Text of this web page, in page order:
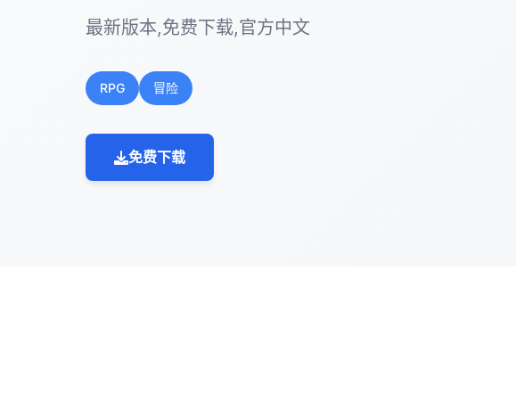
最新版本,免费下载,官方中文
RPG 冒险
免费下载